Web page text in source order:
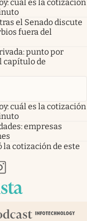
cuál es la cotización
el Senado discute
fuera del
punto por
capítulo de
cuál es la cotización
empresas
la cotización de este
pestaña
nueva pestaña
en nueva pestaña
abre en nueva pestaña